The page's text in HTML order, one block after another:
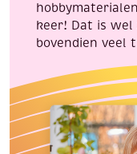
keer! Dat is wel
bovendien veel